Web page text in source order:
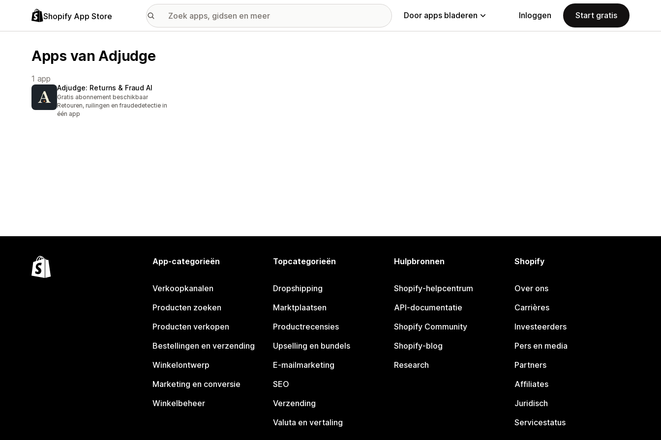
Shopify App Store Door apps bladeren Inloggen Start gratis
Apps van Adjudge
1 app
Adjudge: Returns & Fraud AI
Gratis abonnement beschikbaar
Retouren, ruilingen en fraudedetectie in
één app
App-categorieën
Verkoopkanalen
Producten zoeken
Producten verkopen
Bestellingen en verzending
Winkelontwerp
Marketing en conversie
Winkelbeheer
Topcategorieën
Dropshipping
Marktplaatsen
Productrecensies
Upselling en bundels
E-mailmarketing
SEO
Verzending
Valuta en vertaling
Hulpbronnen
Shopify-helpcentrum
API-documentatie
Shopify Community
Shopify-blog
Research
Shopify
Over ons
Carrières
Investeerders
Pers en media
Partners
Affiliates
Juridisch
Servicestatus